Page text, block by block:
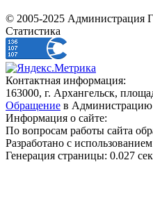
© 2005-2025 Администрация
Статистика
Контактная информация:
163000, г. Архангельск,
Обращение в Администрацию
Информация о сайте:
По вопросам работы сайта
Разработано с
Генерация страницы: 0.027